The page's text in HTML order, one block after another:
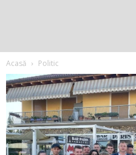
Acasă Politic